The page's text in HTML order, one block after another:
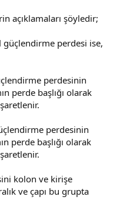
açıklamaları şöyledir;
güçlendirme perdesi ise,
perdesinin
perde başlığı olarak
perdesinin
perde başlığı olarak
kolon ve kirişe
ve çapı bu grupta